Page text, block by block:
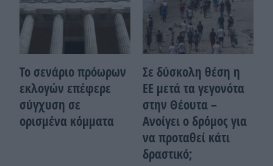
Το σενάριο πρόωρων
εκλογών επέφερε
σύγχυση σε
ορισμένα κόμματα
Σε δύσκολη θέση η
ΕΕ μετά τα γεγονότα
στην Θέουτα –
Ανοίγει ο δρόμος για
να προταθεί κάτι
δραστικό;